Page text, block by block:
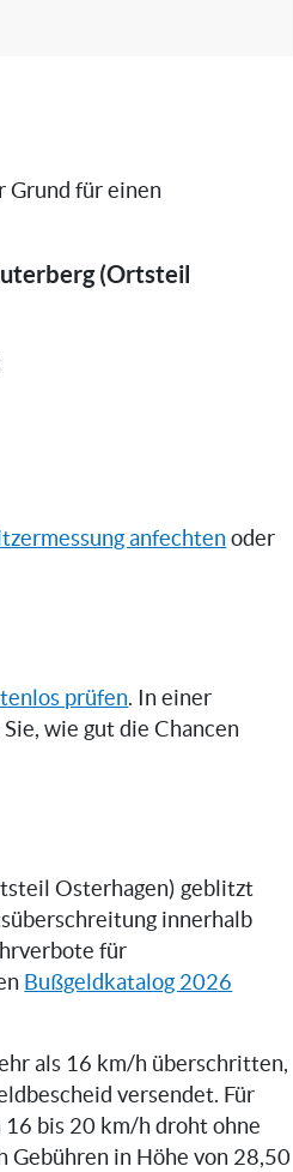
Grund für einen
(Ortsteil
anfechten oder
prüfen. In einer
wie gut die Chancen
Osterhagen) geblitzt
innerhalb
für
Bußgeldkatalog 2026
als 16 km/h überschritten,
versendet. Für
bis 20 km/h droht ohne
Gebühren in Höhe von 28,50